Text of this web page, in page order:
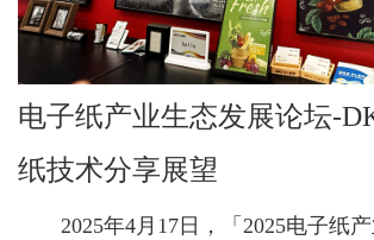
电子纸产业生态发展论坛-
纸技术分享展望
2025年4月17日，「2025电子纸产